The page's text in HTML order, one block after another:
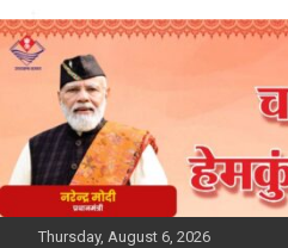
Skip
to
Thursday, August 6, 2026